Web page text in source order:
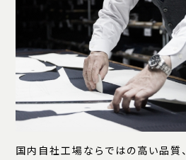
国内自社工場ならではの高い品質、